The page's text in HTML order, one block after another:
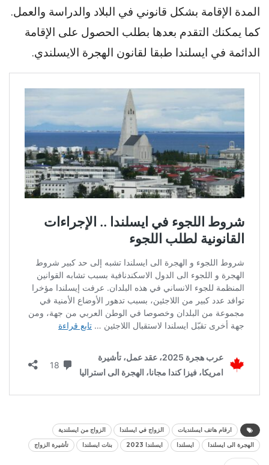
المدة الإقامة بشكل قانوني في البلاد والدراسة والعمل.
كما يمكنك التقدم بعدها بطلب الحصول على الإقامة
الدائمة في ايسلندا طبقا لقانون الهجرة الايسلندي.
ارقام هاتف ايسلنديات الزواج في ايسلندا
الزواج من ايسلندية
الهجرة الى ايسلندا
ايسلندا ايسلندا 2023 بنات ايسلندا تأشيرة الزواج